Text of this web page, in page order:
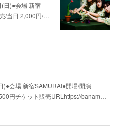
(日)●会場 新宿
/当日 2,000円/…
)●会場 新宿SAMURAI●開場/開演
円チケット販売URLhttps://banam…